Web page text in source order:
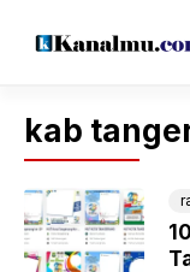
kab